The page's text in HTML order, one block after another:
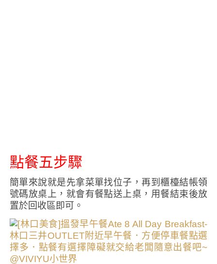
點餐五步驟
簡單來說就是先拿菜單找位子，再到櫃檯結帳領
號碼放桌上，就會有餐點送上桌，用餐結束後放
置於回收區即可。